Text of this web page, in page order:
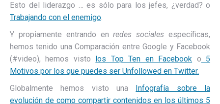
Esto del liderazgo … es sólo para los jefes, ¿verdad? o
Trabajando con el enemigo.
Y propiamente entrando enredes sociales específicas,
hemos tenido una Comparación entre Google y Facebook
(#video), hemos visto los Top Ten en Facebook o 5
Motivos por los que puedes ser Unfollowed en Twitter.
Globalmente hemos visto una Infografía sobre la
evolución de como compartir contenidos en los últimos 5